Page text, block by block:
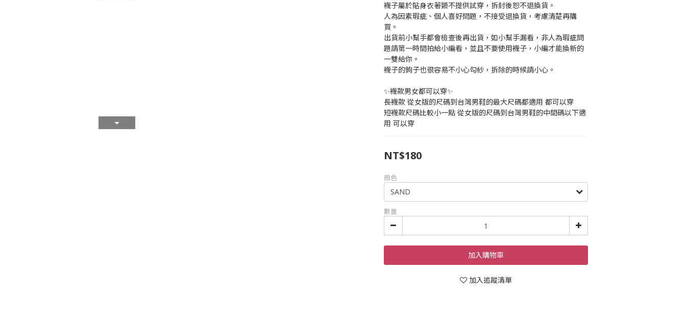
襪子屬於貼身衣著類不提供試穿，拆封後恕不退換貨。
人為因素瑕疵、個人喜好問題，不接受退換貨，考慮清楚再購
買。
出貨前小幫手都會檢查後再出貨，如小幫手漏看，非人為瑕疵問
題請第一時間拍給小編看，並且不要使用襪子，小編才能換新的
一雙給你。
襪子的鉤子也很容易不小心勾紗，拆除的時候請小心。
✨襪款男女都可以穿✨
長襪款 從女版的尺碼到台灣男鞋的最大尺碼都適用 都可以穿
短襪款尺碼比較小一點 從女版的尺碼到台灣男鞋的中間碼以下適
用 可以穿
NT$180
顏色
數量
加入購物車
加入追蹤清單